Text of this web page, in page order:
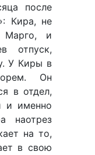
после
Кира, не
Марго, и
отпуск,
У Киры в
Он
в отдел,
и именно
наотрез
на то,
в свою